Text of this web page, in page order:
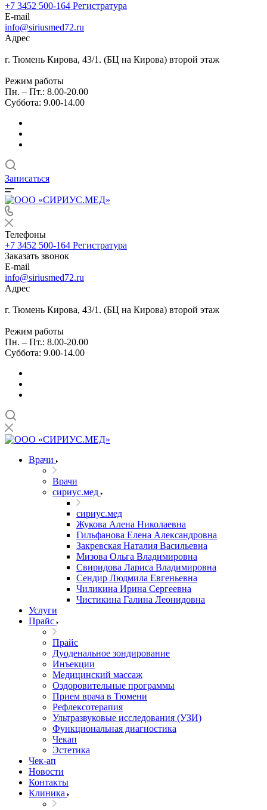
+7 3452 500-164 Регистратура
E-mail
info@siriusmed72.ru
Адрес
г. Тюмень Кирова, 43/1. (БЦ на Кирова) второй этаж
Режим работы
Пн. – Пт.: 8.00-20.00
Суббота: 9.00-14.00
Записаться
Телефоны
+7 3452 500-164 Регистратура
Заказать звонок
E-mail
info@siriusmed72.ru
Адрес
г. Тюмень Кирова, 43/1. (БЦ на Кирова) второй этаж
Режим работы
Пн. – Пт.: 8.00-20.00
Суббота: 9.00-14.00
Врачи
Врачи
сириус.мед
сириус.мед
Жукова Алена Николаевна
Гильфанова Елена Александровна
Закревская Наталия Васильевна
Мизова Ольга Владимировна
Свиридова Лариса Владимировна
Сендир Людмила Евгеньевна
Чиликина Ирина Сергеевна
Чистикина Галина Леонидовна
Услуги
Прайс
Прайс
Дуоденальное зондирование
Инъекции
Медицинский массаж
Оздоровительные программы
Прием врача в Тюмени
Рефлексотерапия
Ультразвуковые исследования (УЗИ)
Функциональная диагностика
Чекап
Эстетика
Чек-ап
Новости
Контакты
Клиника